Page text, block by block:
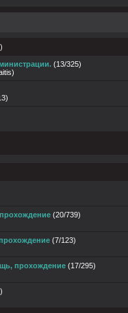
(13/325)
)
)
(20/739)
(7/123)
прохождение (17/295)
)